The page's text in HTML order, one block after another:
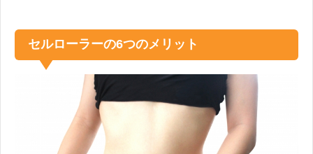
セルローラーの6つのメリット